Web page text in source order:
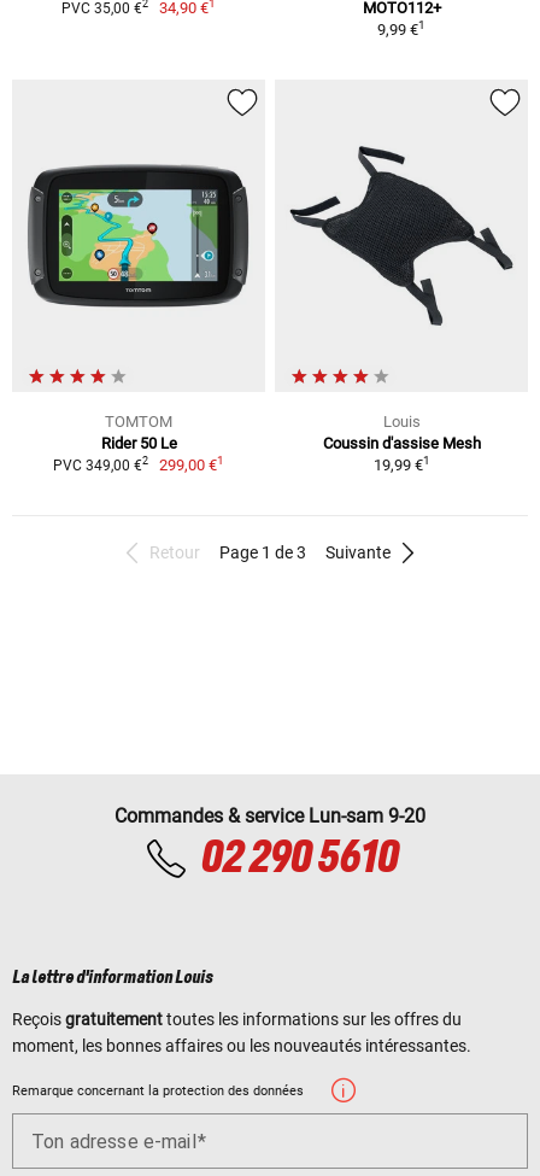
PVC 35,00 €2 34,90 €1
MOTO112+
9,99 €1
TOMTOM
Rider 50 Le
PVC 349,00 €2 299,00 €1
Louis
Coussin d'assise Mesh
19,99 €1
Retour Page 1 de 3 Suivante
Commandes & service Lun-sam 9-20
02 290 5610
La lettre d'information Louis
Reçoisgratuitementtoutes les informations sur les offres du
moment, les bonnes affaires ou les nouveautés intéressantes.
Remarque concernant la protection des données
Ton adresse e-mail